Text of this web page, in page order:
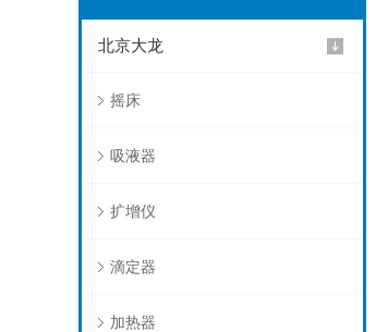
北京大龙
摇床
吸液器
扩增仪
滴定器
加热器